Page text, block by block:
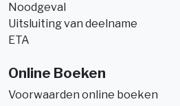
Noodgeval
Uitsluiting van deelname
ETA
Online Boeken
Voorwaarden online boeken